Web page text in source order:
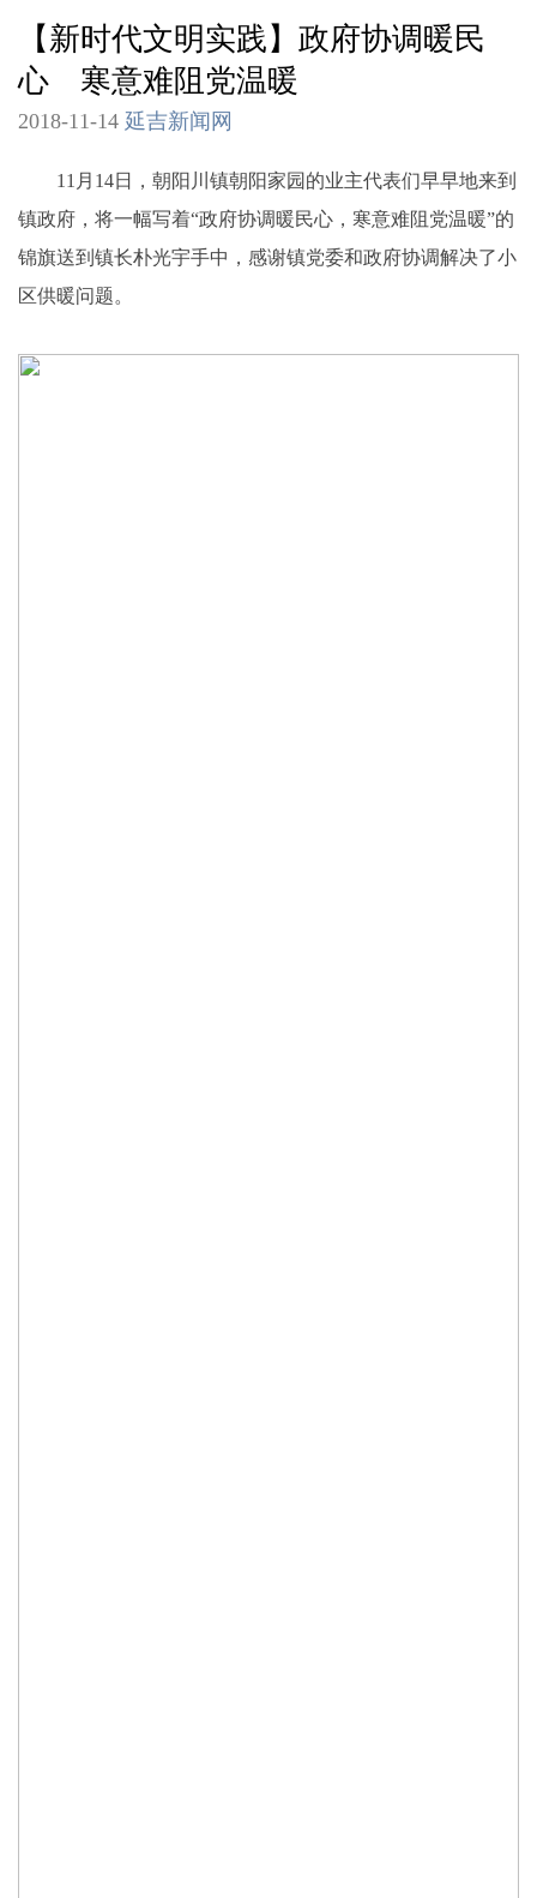
【新时代文明实践】政府协调暖民
心 寒意难阻党温暖
2018-11-14 延吉新闻网
11月14日，朝阳川镇朝阳家园的业主代表们早早地来到
镇政府，将一幅写着“政府协调暖民心，寒意难阻党温暖”的
锦旗送到镇长朴光宇手中，感谢镇党委和政府协调解决了小
区供暖问题。